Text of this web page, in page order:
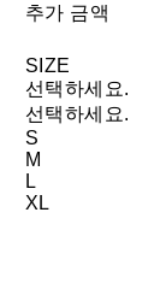
추가 금액
SIZE
선택하세요.
선택하세요.
S
M
L
XL